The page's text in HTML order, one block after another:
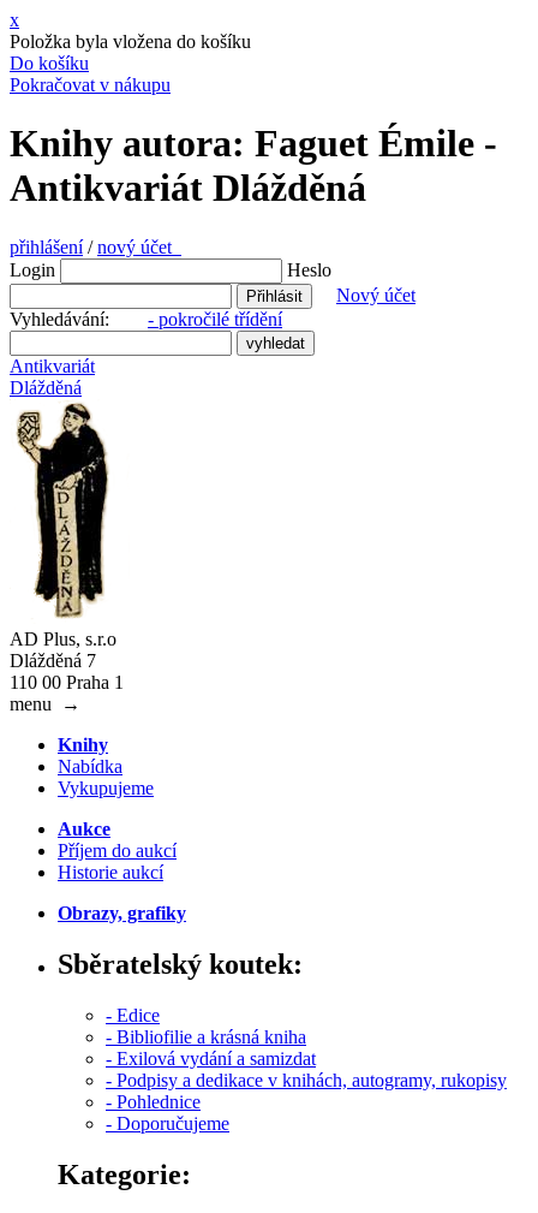
x
Položka byla vložena do košíku
Do košíku
Pokračovat v nákupu
Knihy autora: Faguet Émile -
Antikvariát Dlážděná
přihlášení/nový účet
Login
Heslo
Nový účet
Vyhledávání: - pokročilé třídění
Antikvariát
Dlážděná
AD Plus, s.r.o
Dlážděná 7
110 00 Praha 1
menu
→
Knihy
Nabídka
Vykupujeme
Aukce
Příjem do aukcí
Historie aukcí
Obrazy, grafiky
Sběratelský koutek:
- Edice
- Bibliofilie a krásná kniha
- Exilová vydání a samizdat
- Podpisy a dedikace v knihách, autogramy, rukopisy
- Pohlednice
- Doporučujeme
Kategorie: